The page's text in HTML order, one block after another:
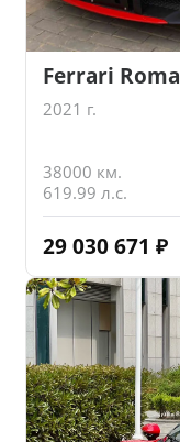
Ferrari Roma
2021 г.
38000 км.
619.99 л.с.
29 030 671 ₽